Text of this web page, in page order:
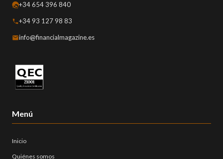
+34 654 396 840
+34 93 127 98 83
info@financialmagazine.es
Menú
Inicio
Quiénes somos